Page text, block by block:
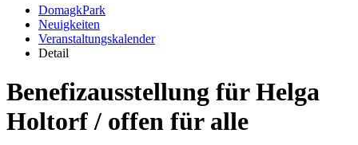
DomagkPark
Neuigkeiten
Veranstaltungskalender
Detail
Benefizausstellung für Helga
Holtorf / offen für alle